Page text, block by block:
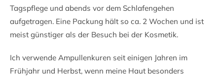
Tagspflege und abends vor dem Schlafengehen
aufgetragen. Eine Packung hält so ca. 2 Wochen und ist
meist günstiger als der Besuch bei der Kosmetik.
Ich verwende Ampullenkuren seit einigen Jahren im
Frühjahr und Herbst, wenn meine Haut besonders